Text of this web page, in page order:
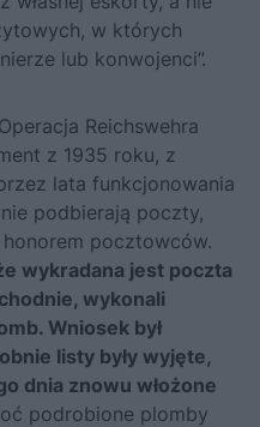
w których
lub konwojenci”.
Reichswehra
z 1935 roku, z
lata funkcjonowania
podbierają poczty,
pocztowców.
wykradana jest poczta
wykonali
Wniosek był
listy były wyjęte,
dnia znowu włożone
podrobione plomby